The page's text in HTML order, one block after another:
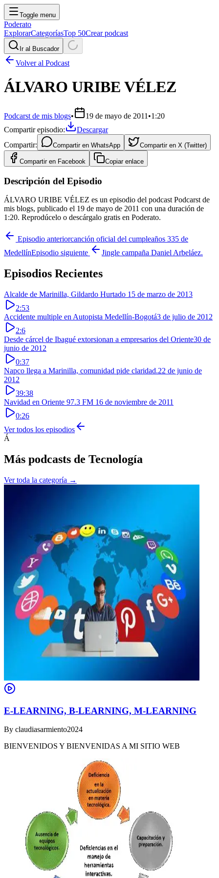
Toggle menu
Poderato
ExplorarCategoríasTop 50Crear podcast
Ir al Buscador
Volver al Podcast
ÁLVARO URIBE VÉLEZ
Podcarst de mis blogs• 19 de mayo de 2011 •1:20
Compartir episodio:
Descargar
Compartir:
Compartir en WhatsApp Compartir en X (Twitter)
Compartir en Facebook Copiar enlace
Descripción del Episodio
ÁLVARO URIBE VÉLEZ es un episodio del podcast Podcarst de
mis blogs, publicado el 19 de mayo de 2011 con una duración de
1:20. Reprodúcelo o descárgalo gratis en Poderato.
Episodio anteriorcanción oficial del cumpleaños 335 de
MedellínEpisodio siguiente Jingle campaña Daniel Arbeláez.
Episodios Recientes
Alcalde de Marinilla, Gildardo Hurtado 15 de marzo de 2013
2:53
Accidente multiple en Autopista Medellín-Bogotá3 de julio de 2012
2:6
Desde cárcel de Ibagué extorsionan a empresarios del Oriente30 de
junio de 2012
0:37
Napco llega a Marinilla, comunidad pide claridad.22 de junio de
2012
39:38
Navidad en Oriente 97.3 FM 16 de noviembre de 2011
0:26
Ver todos los episodios
Á
Más podcasts de Tecnología
Ver toda la categoría →
E-LEARNING, B-LEARNING, M-LEARNING
By claudiasarmiento2024
BIENVENIDOS Y BIENVENIDAS A MI SITIO WEB